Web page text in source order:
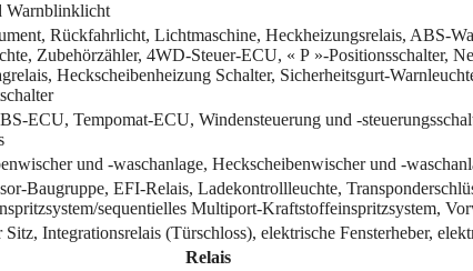
Warnblinklicht
Rückfahrlicht, Lichtmaschine, Heckheizungsrelais, ABS-
Zubehörzähler, 4WD-Steuer-ECU, « P »-Positionsschalter,
Heckscheibenheizung Schalter, Sicherheitsgurt-
ECU, Tempomat-ECU, Windensteuerung und -
und -waschanlage, Heckscheibenwischer und -
Baugruppe, EFI-Relais, Ladekontrollleuchte,
sequentielles Multiport-Kraftstoffeinspritzsystem,
Sitz, Integrationsrelais (Türschloss), elektrische Fensterheber,
Relais